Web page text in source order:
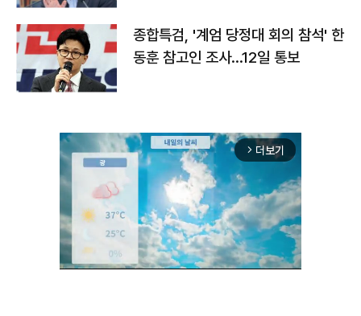
종합특검, '계엄 당정대 회의 참석' 한
동훈 참고인 조사...12일 통보
arrow_forward_ios 더보기